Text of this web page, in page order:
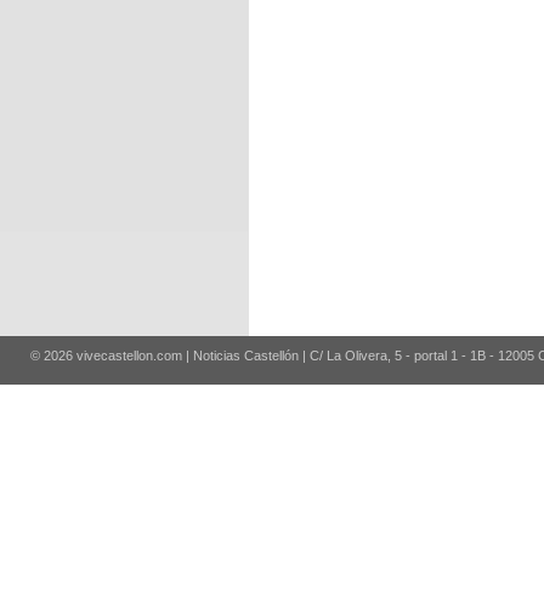
© 2026 vivecastellon.com | Noticias Castellón | C/ La Olivera, 5 - portal 1 - 1B - 12005